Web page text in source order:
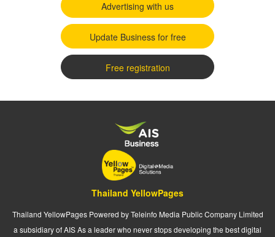
Advertising with us
Update Business for free
Free registration
Thailand YellowPages
Thailand YellowPages Powered by Teleinfo Media Public Company Limited
a subsidiary of AIS As a leader who never stops developing the best digital